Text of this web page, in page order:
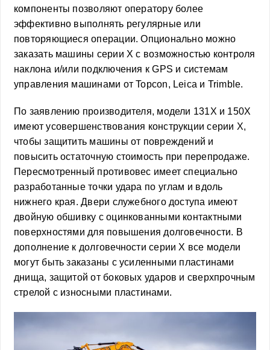
компоненты позволяют оператору более
эффективно выполнять регулярные или
повторяющиеся операции. Опционально можно
заказать машины серии X с возможностью контроля
наклона и/или подключения к GPS и системам
управления машинами от Topcon, Leica и Trimble.
По заявлению производителя, модели 131X и 150X
имеют усовершенствования конструкции серии X,
чтобы защитить машины от повреждений и
повысить остаточную стоимость при перепродаже.
Пересмотренный противовес имеет специально
разработанные точки удара по углам и вдоль
нижнего края. Двери служебного доступа имеют
двойную обшивку с оцинкованными контактными
поверхностями для повышения долговечности. В
дополнение к долговечности серии X все модели
могут быть заказаны с усиленными пластинами
днища, защитой от боковых ударов и сверхпрочным
стрелой с износными пластинами.